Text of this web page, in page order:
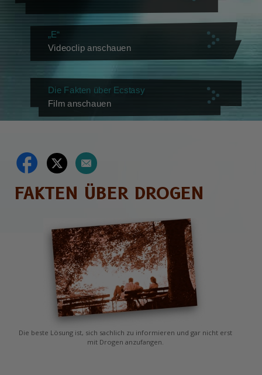
„E“
Videoclip anschauen
Die Fakten über Ecstasy
Film anschauen
FAKTEN ÜBER DROGEN
Die beste Lösung ist, sich sachlich zu informieren und gar nicht erst
mit Drogen anzufangen.